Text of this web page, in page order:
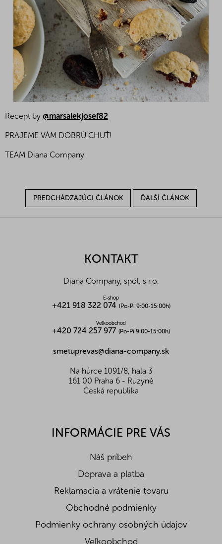
Recept by @marsalekjosef82
PRAJEME VÁM DOBRÚ CHUŤ!
TEAM Diana Company
PREDCHÁDZAJÚCI ČLÁNOK ĎALŠÍ ČLÁNOK
KONTAKT
Diana Company, spol. s r.o.
E-shop
+421 918 322 074 (Po-Pi 9:00-15:00h)
Veľkoobchod
+420 724 257 977 (Po-Pi 9:00-15:00h)
smetuprevas@diana-company.sk
Na hůrce 1091/8, hala 3
161 00 Praha 6 - Ruzyně
Česká republika
INFORMÁCIE PRE VÁS
Náš príbeh
Doprava a platba
Reklamacia a vrátenie tovaru
Obchodné podmienky
Podmienky ochrany osobných údajov
Veľkoobchod